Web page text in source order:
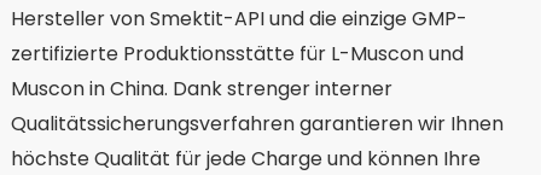
Hersteller von Smektit-API und die einzige GMP-
zertifizierte Produktionsstätte für L-Muscon und
Muscon in China. Dank strenger interner
Qualitätssicherungsverfahren garantieren wir Ihnen
höchste Qualität für jede Charge und können Ihre